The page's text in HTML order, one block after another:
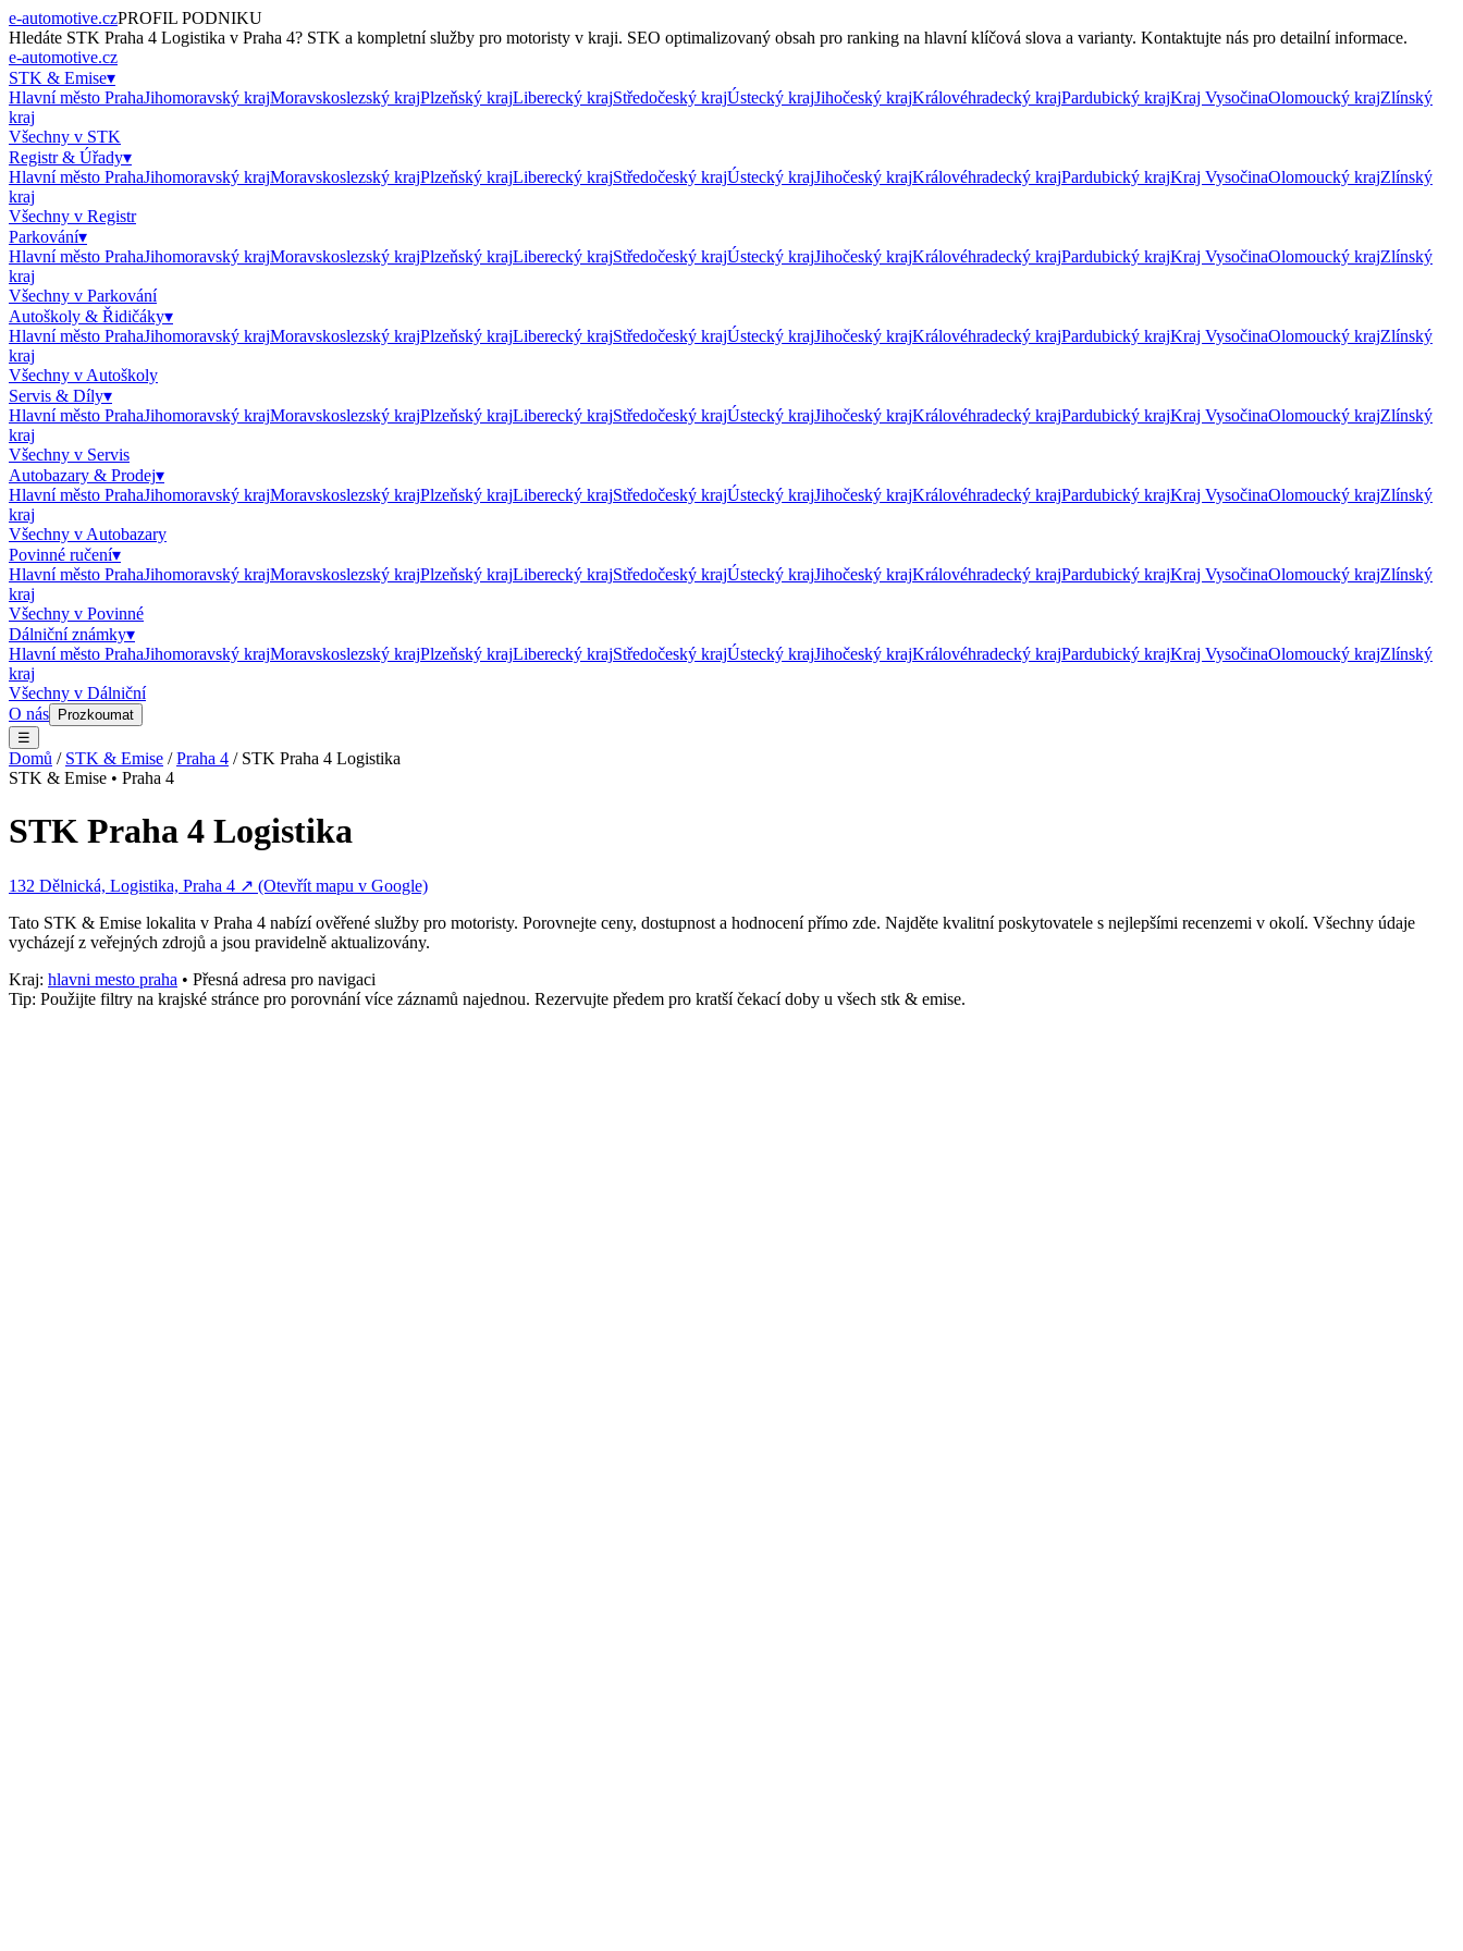
e-automotive.czPROFIL PODNIKU
Hledáte STK Praha 4 Logistika v Praha 4? STK a kompletní služby pro motoristy v kraji. SEO optimalizovaný obsah pro ranking na hlavní klíčová slova a varianty. Kontaktujte nás pro detailní informace.
e-automotive.cz
STK & Emise▾
Hlavní město PrahaJihomoravský krajMoravskoslezský krajPlzeňský krajLiberecký krajStředočeský krajÚstecký krajJihočeský krajKrálovéhradecký krajPardubický krajKraj VysočinaOlomoucký krajZlínský
kraj
Všechny v STK
Registr & Úřady▾
Hlavní město PrahaJihomoravský krajMoravskoslezský krajPlzeňský krajLiberecký krajStředočeský krajÚstecký krajJihočeský krajKrálovéhradecký krajPardubický krajKraj VysočinaOlomoucký krajZlínský
kraj
Všechny v Registr
Parkování▾
Hlavní město PrahaJihomoravský krajMoravskoslezský krajPlzeňský krajLiberecký krajStředočeský krajÚstecký krajJihočeský krajKrálovéhradecký krajPardubický krajKraj VysočinaOlomoucký krajZlínský
kraj
Všechny v Parkování
Autoškoly & Řidičáky▾
Hlavní město PrahaJihomoravský krajMoravskoslezský krajPlzeňský krajLiberecký krajStředočeský krajÚstecký krajJihočeský krajKrálovéhradecký krajPardubický krajKraj VysočinaOlomoucký krajZlínský
kraj
Všechny v Autoškoly
Servis & Díly▾
Hlavní město PrahaJihomoravský krajMoravskoslezský krajPlzeňský krajLiberecký krajStředočeský krajÚstecký krajJihočeský krajKrálovéhradecký krajPardubický krajKraj VysočinaOlomoucký krajZlínský
kraj
Všechny v Servis
Autobazary & Prodej▾
Hlavní město PrahaJihomoravský krajMoravskoslezský krajPlzeňský krajLiberecký krajStředočeský krajÚstecký krajJihočeský krajKrálovéhradecký krajPardubický krajKraj VysočinaOlomoucký krajZlínský
kraj
Všechny v Autobazary
Povinné ručení▾
Hlavní město PrahaJihomoravský krajMoravskoslezský krajPlzeňský krajLiberecký krajStředočeský krajÚstecký krajJihočeský krajKrálovéhradecký krajPardubický krajKraj VysočinaOlomoucký krajZlínský
kraj
Všechny v Povinné
Dálniční známky▾
Hlavní město PrahaJihomoravský krajMoravskoslezský krajPlzeňský krajLiberecký krajStředočeský krajÚstecký krajJihočeský krajKrálovéhradecký krajPardubický krajKraj VysočinaOlomoucký krajZlínský
kraj
Všechny v Dálniční
O nás
Prozkoumat
☰
Domů / STK & Emise /Praha 4 / STK Praha 4 Logistika
STK & Emise • Praha 4
STK Praha 4 Logistika
132 Dělnická, Logistika, Praha 4 ↗ (Otevřít mapu v Google)
Tato STK & Emise lokalita v Praha 4 nabízí ověřené služby pro motoristy. Porovnejte ceny, dostupnost a hodnocení přímo zde. Najděte kvalitní poskytovatele s nejlepšími recenzemi v okolí. Všechny údaje
vycházejí z veřejných zdrojů a jsou pravidelně aktualizovány.
Kraj: hlavni mesto praha • Přesná adresa pro navigaci
Tip: Použijte filtry na krajské stránce pro porovnání více záznamů najednou. Rezervujte předem pro kratší čekací doby u všech stk & emise.